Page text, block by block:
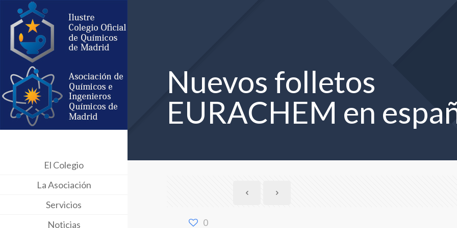
El Colegio
La Asociación
Servicios
Noticias
Nuevos folletos
EURACHEM en
0